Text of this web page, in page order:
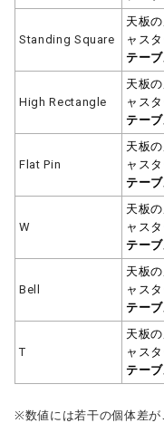
Standing Square
天板
ャス
テー
High Rectangle
天板
ャス
テー
Flat Pin
天板
ャス
テー
W
天板
ャス
テー
Bell
天板
ャス
テー
T
天板
ャス
テー
※数値には若干の個体差